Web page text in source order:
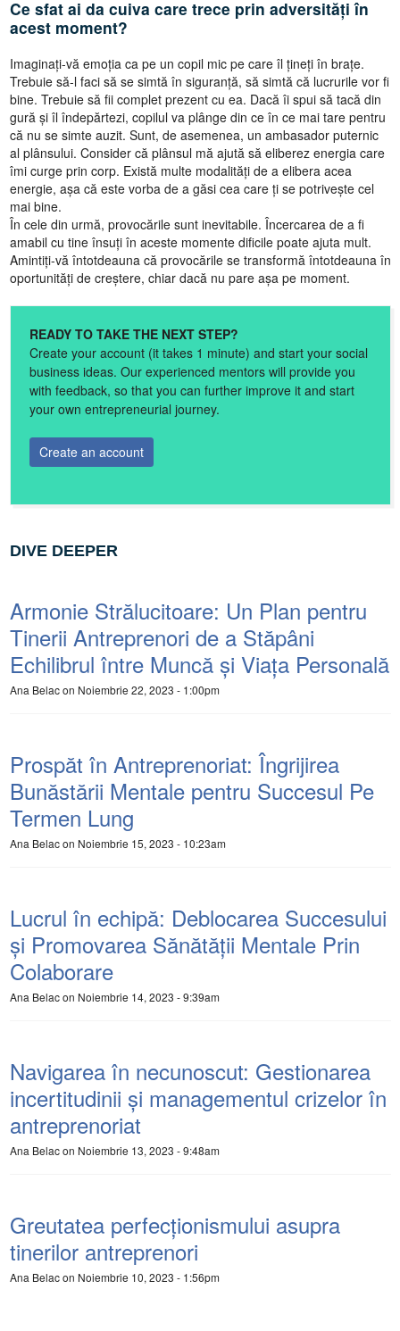
Ce sfat ai da cuiva care trece prin adversități în
acest moment?
Imaginați-vă emoția ca pe un copil mic pe care îl țineți în brațe.
Trebuie să-l faci să se simtă în siguranță, să simtă că lucrurile vor fi
bine. Trebuie să fii complet prezent cu ea. Dacă îi spui să tacă din
gură și îl îndepărtezi, copilul va plânge din ce în ce mai tare pentru
că nu se simte auzit. Sunt, de asemenea, un ambasador puternic
al plânsului. Consider că plânsul mă ajută să eliberez energia care
îmi curge prin corp. Există multe modalități de a elibera acea
energie, așa că este vorba de a găsi cea care ți se potrivește cel
mai bine.
În cele din urmă, provocările sunt inevitabile. Încercarea de a fi
amabil cu tine însuți în aceste momente dificile poate ajuta mult.
Amintiți-vă întotdeauna că provocările se transformă întotdeauna în
oportunități de creștere, chiar dacă nu pare așa pe moment.
READY TO TAKE THE NEXT STEP?
Create your account (it takes 1 minute) and start your social
business ideas. Our experienced mentors will provide you
with feedback, so that you can further improve it and start
your own entrepreneurial journey.
Create an account
DIVE DEEPER
Armonie Strălucitoare: Un Plan pentru
Tinerii Antreprenori de a Stăpâni
Echilibrul între Muncă și Viața Personală
Ana Belacon Noiembrie 22, 2023 - 1:00pm
Prospăt în Antreprenoriat: Îngrijirea
Bunăstării Mentale pentru Succesul Pe
Termen Lung
Ana Belacon Noiembrie 15, 2023 - 10:23am
Lucrul în echipă: Deblocarea Succesului
și Promovarea Sănătății Mentale Prin
Colaborare
Ana Belacon Noiembrie 14, 2023 - 9:39am
Navigarea în necunoscut: Gestionarea
incertitudinii și managementul crizelor în
antreprenoriat
Ana Belacon Noiembrie 13, 2023 - 9:48am
Greutatea perfecționismului asupra
tinerilor antreprenori
Ana Belacon Noiembrie 10, 2023 - 1:56pm